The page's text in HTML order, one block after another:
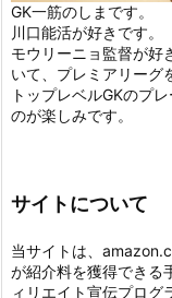
GK一筋のしまです。
川口能活が好きです。
モウリーニョ監督が好
いて、プレミアリーグ
トップレベルGKのプ
のが楽しみです。
サイトについて
当サイトは、
が紹介料を獲得できる
ィリエイト宣伝プロ